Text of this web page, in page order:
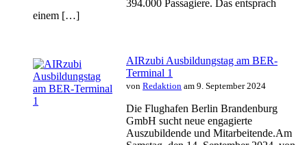
394.000 Passagiere. Das entsprach
einem […]
AIRzubi Ausbildungstag am BER-
Terminal 1
von Redaktion am 9. September 2024
Die Flughafen Berlin Brandenburg
GmbH sucht neue engagierte
Auszubildende und Mitarbeitende.Am